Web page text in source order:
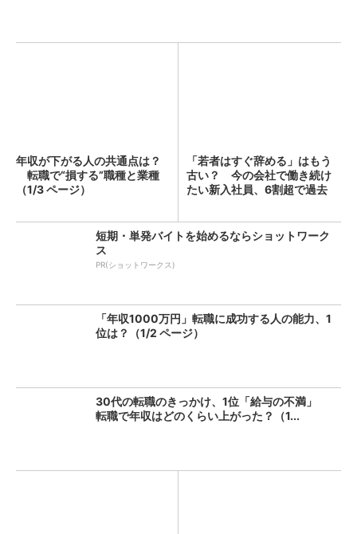
年収が下がる人の共通点は？
転職で“損する”職種と業種
（1/3 ページ）
「若者はすぐ辞める」はもう
古い？ 今の会社で働き続け
たい新入社員、6割超で過去
短期・単発バイトを始めるならショットワーク
ス
PR(ショットワークス)
「年収1000万円」転職に成功する人の能力、1
位は？（1/2 ページ）
30代の転職のきっかけ、1位「給与の不満」
転職で年収はどのくらい上がった？（1...